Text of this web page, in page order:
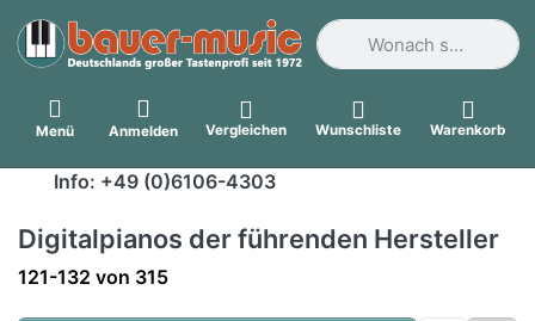
Geben Sie einen
Menü Anmelden Vergleichen Wunschliste Warenkorb
Info: +49 (0)6106-4303
Digitalpianos der führenden Hersteller
Suchergebnisse:
121-132 von 315